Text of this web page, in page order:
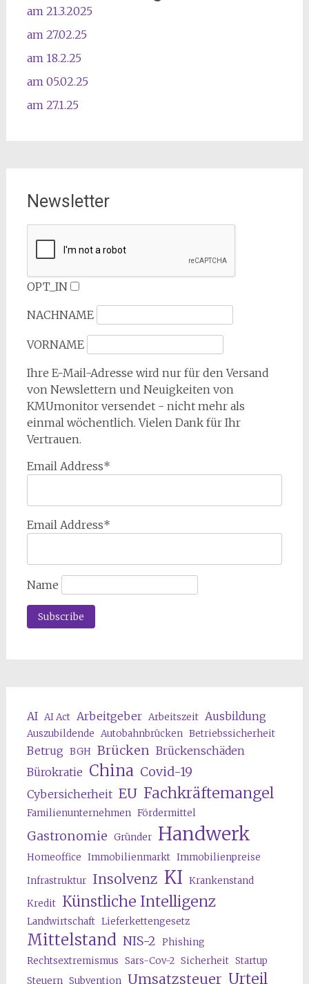
am 21.3.2025
am 27.02.25
am 18.2.25
am 05.02.25
am 27.1.25
Newsletter
OPT_IN
NACHNAME
VORNAME
Ihre E-Mail-Adresse wird nur für den Versand
von Newslettern und Neuigkeiten von
KMUmonitor versendet - nicht mehr als
einmal wöchentlich. Vielen Dank für Ihr
Vertrauen.
Email Address*
Email Address*
Name
AI AI Act Arbeitgeber Arbeitszeit Ausbildung
Auszubildende Autobahnbrücken Betriebssicherheit
Betrug BGH Brücken Brückenschäden
Bürokratie China Covid-19
Cybersicherheit EU Fachkräftemangel
Familienunternehmen Fördermittel
Gastronomie Gründer Handwerk
Homeoffice Immobilienmarkt Immobilienpreise
Infrastruktur Insolvenz KI Krankenstand
Kredit Künstliche Intelligenz
Landwirtschaft Lieferkettengesetz
Mittelstand NIS-2 Phishing
Rechtsextremismus Sars-Cov-2 Sicherheit Startup
Steuern Subvention Umsatzsteuer Urteil